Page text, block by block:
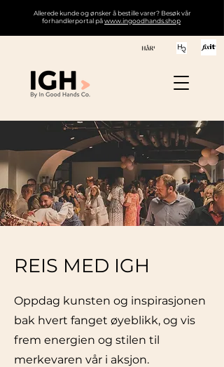
Allerede kunde og ønsker å bestille varer? Besøk vår
forhandlerportal påwww.ingoodhands.shop
REIS MED IGH
Oppdag kunsten og inspirasjonen
bak hvert fanget øyeblikk, og vis
frem energien og stilen til
merkevaren vår i aksjon.